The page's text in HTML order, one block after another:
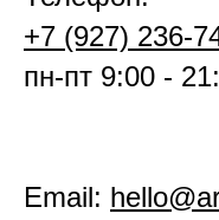
+7 (927) 236-
пн-пт 9:00 -
Email: